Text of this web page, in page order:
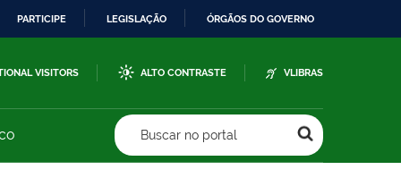
PARTICIPE LEGISLAÇÃO ÓRGÃOS DO GOVERNO
VISITORS ALTO CONTRASTE VLIBRAS
Buscar no portal